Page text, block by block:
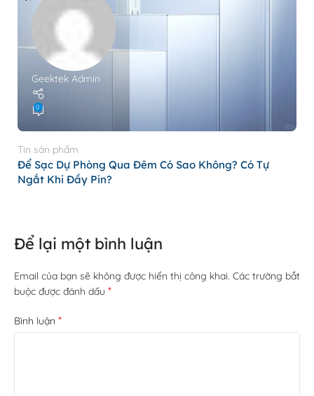
Geektek Admin
0
Tin sản phẩm
Để Sạc Dự Phòng Qua Đêm Có Sao Không? Có Tự
Ngắt Khi Đầy Pin?
Để lại một bình luận
Email của bạn sẽ không được hiển thị công khai. Các trường bắt
buộc được đánh dấu *
Bình luận *